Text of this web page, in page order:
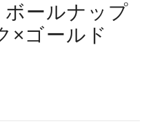
ボールナップ
×ゴールド